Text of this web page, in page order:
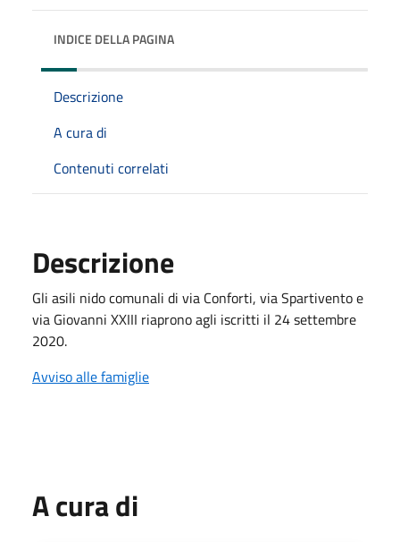
INDICE DELLA PAGINA
Descrizione
A cura di
Contenuti correlati
Descrizione
Gli asili nido comunali di via Conforti, via Spartivento e
via Giovanni XXIII riaprono agli iscritti il 24 settembre
2020.
Avviso alle famiglie
A cura di